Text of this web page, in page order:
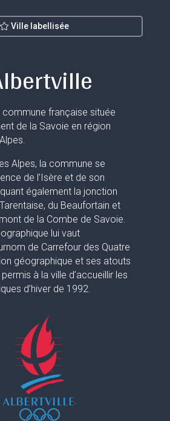
Ville labellisée
commune française située
de la Savoie en région
Alpes, la commune se
de l’Isère et de son
également la jonction
du Beaufortain et
de la Combe de Savoie.
lui vaut
de Carrefour des Quatre
géographique et ses atouts
à la ville d’accueillir les
d’hiver de 1992.